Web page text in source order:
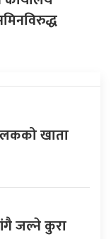
खाता
जल्ने कुरा